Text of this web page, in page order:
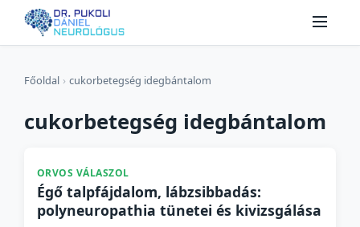
Főoldal › cukorbetegség idegbántalom
cukorbetegség idegbántalom
ORVOS VÁLASZOL
Égő talpfájdalom, lábzsibbadás:
polyneuropathia tünetei és kivizsgálása